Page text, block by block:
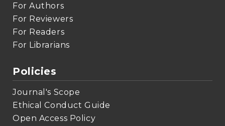
For Authors
For Reviewers
For Readers
For Librarians
Policies
Journal's Scope
Ethical Conduct Guide
Open Access Policy